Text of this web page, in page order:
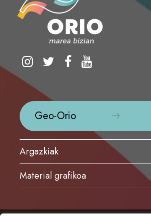
Geo-Orio
Argazkiak
Material grafikoa